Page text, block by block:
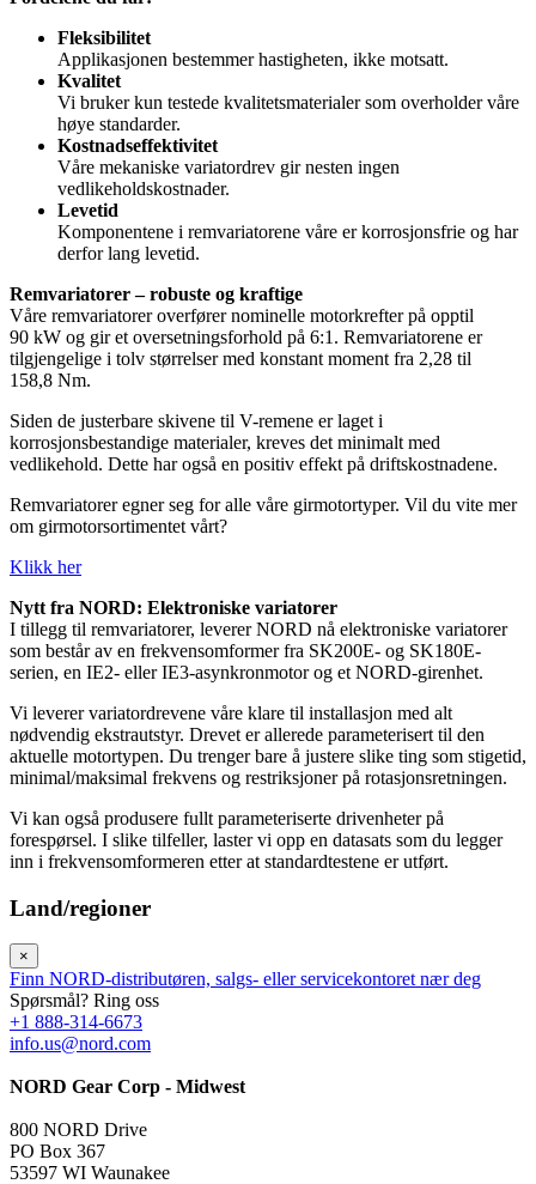
Fleksibilitet
Applikasjonen bestemmer hastigheten, ikke motsatt.
Kvalitet
Vi bruker kun testede kvalitetsmaterialer som overholder våre
høye standarder.
Kostnadseffektivitet
Våre mekaniske variatordrev gir nesten ingen
vedlikeholdskostnader.
Levetid
Komponentene i remvariatorene våre er korrosjonsfrie og har
derfor lang levetid.
Remvariatorer – robuste og kraftige
Våre remvariatorer overfører nominelle motorkrefter på opptil
90 kW og gir et oversetningsforhold på 6:1. Remvariatorene er
tilgjengelige i tolv størrelser med konstant moment fra 2,28 til
158,8 Nm.
Siden de justerbare skivene til V-remene er laget i
korrosjonsbestandige materialer, kreves det minimalt med
vedlikehold. Dette har også en positiv effekt på driftskostnadene.
Remvariatorer egner seg for alle våre girmotortyper. Vil du vite mer
om girmotorsortimentet vårt?
Klikk her
Nytt fra NORD: Elektroniske variatorer
I tillegg til remvariatorer, leverer NORD nå elektroniske variatorer
som består av en frekvensomformer fra SK200E- og SK180E-
serien, en IE2- eller IE3-asynkronmotor og et NORD-girenhet.
Vi leverer variatordrevene våre klare til installasjon med alt
nødvendig ekstrautstyr. Drevet er allerede parameterisert til den
aktuelle motortypen. Du trenger bare å justere slike ting som stigetid,
minimal/maksimal frekvens og restriksjoner på rotasjonsretningen.
Vi kan også produsere fullt parameteriserte drivenheter på
forespørsel. I slike tilfeller, laster vi opp en datasats som du legger
inn i frekvensomformeren etter at standardtestene er utført.
Land/regioner
×
Finn NORD-distributøren, salgs- eller servicekontoret nær deg
Spørsmål? Ring oss
+1 888-314-6673
info.us@nord.com
NORD Gear Corp - Midwest
800 NORD Drive
PO Box 367
53597 WI Waunakee